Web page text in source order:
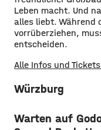
Leben macht. Und
alles liebt. Während
vorrüberziehen,
entscheiden.
Alle Infos und
Würzburg
Warten auf